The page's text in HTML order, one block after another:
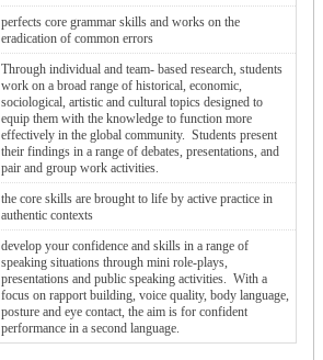
perfects core grammar skills and works on the
eradication of common errors
Through individual and team- based research, students
work on a broad range of historical, economic,
sociological, artistic and cultural topics designed to
equip them with the knowledge to function more
effectively in the global community. Students present
their findings in a range of debates, presentations, and
pair and group work activities.
the core skills are brought to life by active practice in
authentic contexts
develop your confidence and skills in a range of
speaking situations through mini role-plays,
presentations and public speaking activities. With a
focus on rapport building, voice quality, body language,
posture and eye contact, the aim is for confident
performance in a second language.